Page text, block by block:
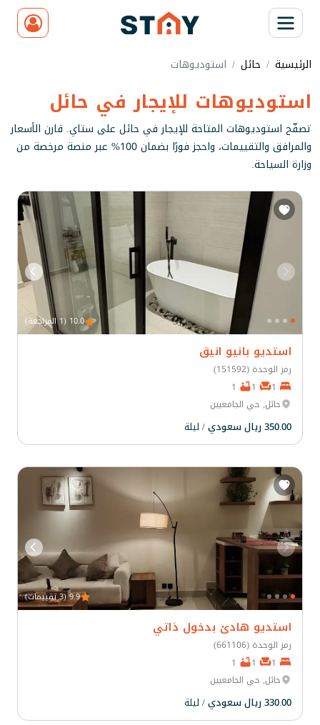
الرئيسية حائل استوديوهات
استوديوهات للإيجار في حائل
تصفّح استوديوهات المتاحة للإيجار في حائل على ستاي. قارن الأسعار
والمرافق والتقييمات، واحجز فورًا بضمان 100% عبر منصة مرخصة من
وزارة السياحة.
10.0 (1 المراجعة)
استديو بانيو انيق
رمز الوحدة (151592)
حائل, حي الجامعيين
350.00 ريال سعودي / ليلة
9.9 (3 تقييمات)
استديو هادئ بدخول ذاتي
رمز الوحدة (661106)
حائل, حي الجامعيين
330.00 ريال سعودي / ليلة